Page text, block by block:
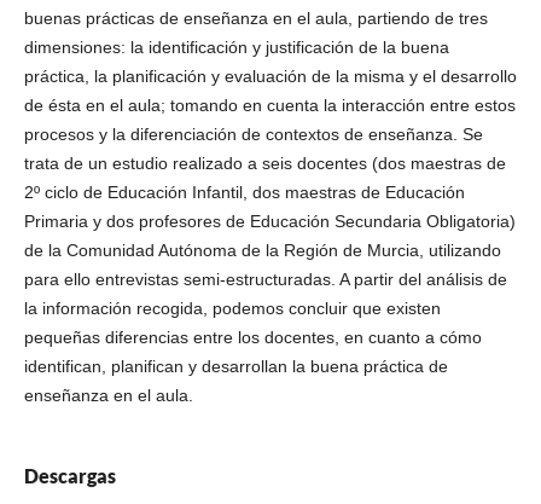
buenas prácticas de enseñanza en el aula, partiendo de tres
dimensiones: la identificación y justificación de la buena
práctica, la planificación y evaluación de la misma y el desarrollo
de ésta en el aula; tomando en cuenta la interacción entre estos
procesos y la diferenciación de contextos de enseñanza. Se
trata de un estudio realizado a seis docentes (dos maestras de
2º ciclo de Educación Infantil, dos maestras de Educación
Primaria y dos profesores de Educación Secundaria Obligatoria)
de la Comunidad Autónoma de la Región de Murcia, utilizando
para ello entrevistas semi-estructuradas. A partir del análisis de
la información recogida, podemos concluir que existen
pequeñas diferencias entre los docentes, en cuanto a cómo
identifican, planifican y desarrollan la buena práctica de
enseñanza en el aula.
Descargas